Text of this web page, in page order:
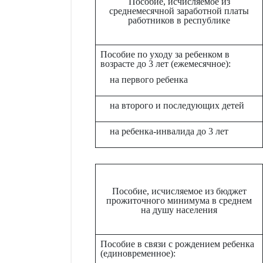
среднемесячной заработной платы
работников в республике
Пособие по уходу за ребенком в
возрасте до 3 лет (ежемесячное):
на первого ребенка
на второго и последующих детей
на ребенка-инвалида до 3 лет
Пособие, исчисляемое из бюджет
прожиточного минимума в среднем
на душу населения
Пособие в связи с рождением ребенка
(единовременное):